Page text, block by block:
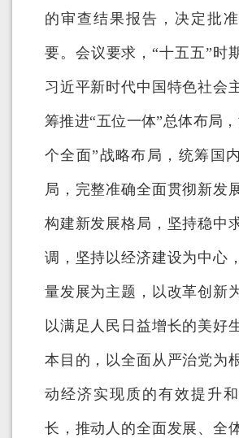
的审查结果报告，决定批
要。会议要求，“十五五”时
习近平新时代中国特色社会
筹推进“五位一体”总体布局
个全面”战略布局，统筹国
局，完整准确全面贯彻新发
构建新发展格局，坚持稳中
调，坚持以经济建设为中心
量发展为主题，以改革创新
以满足人民日益增长的美好
本目的，以全面从严治党为
动经济实现质的有效提升
长，推动人的全面发展、全